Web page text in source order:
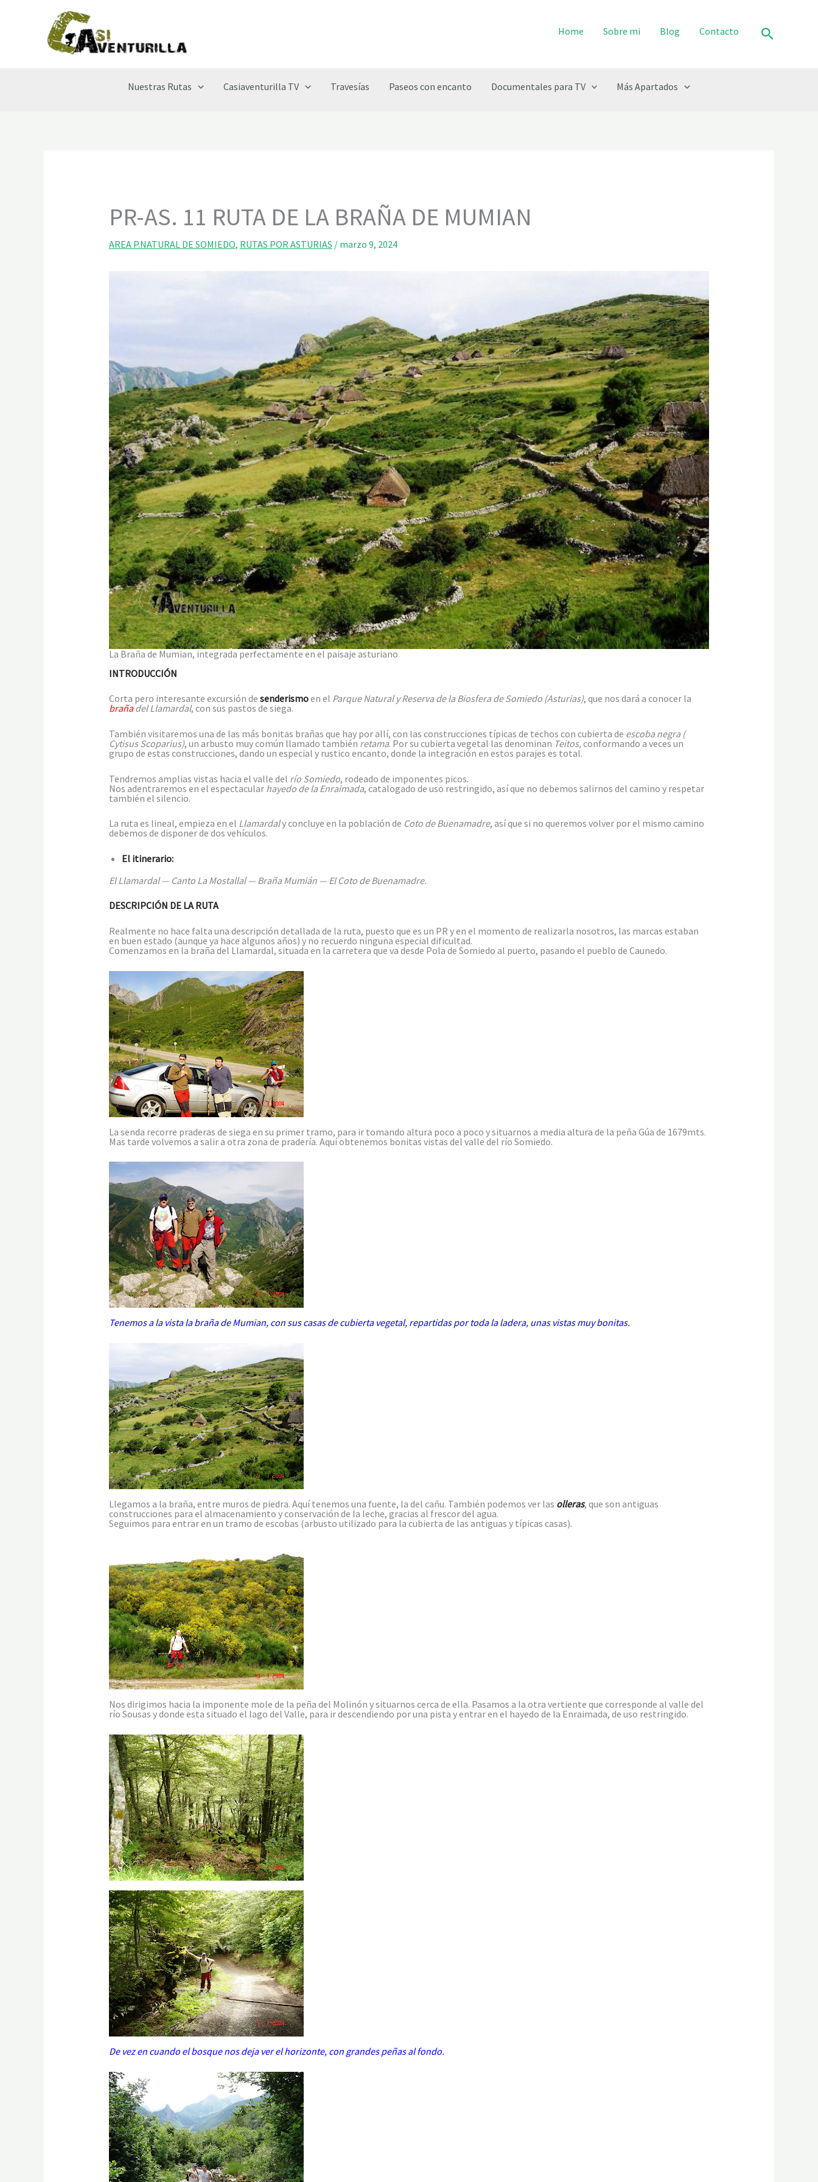
Home Sobre mi Blog Contacto Buscar
Nuestras Rutas Casiaventurilla TV Travesías Paseos con encanto Documentales para TV Más Apartados
PR-AS. 11 RUTA DE LA BRAÑA DE MUMIAN
AREA P.NATURAL DE SOMIEDO, RUTAS POR ASTURIAS / marzo 9, 2024
La Braña de Mumian, integrada perfectamente en el paisaje asturiano
INTRODUCCIÓN
Corta pero interesante excursión de senderismoen el Parque Natural y Reserva de la Biosfera de Somiedo (Asturias), que nos dará a conocer la
brañadel Llamardal, con sus pastos de siega.
También visitaremos una de las más bonitas brañas que hay por allí, con las construcciones típicas de techos con cubierta de escoba negra (
Cytisus Scoparius), un arbusto muy común llamado también retama. Por su cubierta vegetal las denominan Teitos,conformando a veces un
grupo de estas construcciones, dando un especial y rustico encanto, donde la integración en estos parajes es total.
Tendremos amplias vistas hacia el valle del río Somiedo, rodeado de imponentes picos.
Nos adentraremos en el espectacular hayedo de la Enraimada, catalogado de uso restringido, así que no debemos salirnos del camino y respetar
también el silencio.
La ruta es lineal, empieza en el Llamardaly concluye en la población de Coto de Buenamadre, así que si no queremos volver por el mismo camino
debemos de disponer de dos vehículos.
El itinerario:
El Llamardal — Canto La Mostallal — Braña Mumián — El Coto de Buenamadre.
DESCRIPCIÓN DE LA RUTA
Realmente no hace falta una descripción detallada de la ruta, puesto que es un PR y en el momento de realizarla nosotros, las marcas estaban
en buen estado (aunque ya hace algunos años) y no recuerdo ninguna especial dificultad.
Comenzamos en la braña del Llamardal, situada en la carretera que va desde Pola de Somiedo al puerto, pasando el pueblo de Caunedo.
La senda recorre praderas de siega en su primer tramo, para ir tomando altura poco a poco y situarnos a media altura de la peña Gúa de 1679mts.
Mas tarde volvemos a salir a otra zona de pradería. Aquí obtenemos bonitas vistas del valle del río Somiedo.
Tenemos a la vista la braña de Mumian, con sus casas de cubierta vegetal, repartidas por toda la ladera, unas vistas muy bonitas.
Llegamos a la braña, entre muros de piedra. Aquí tenemos una fuente, la del cañu. También podemos ver las olleras, que son antiguas
construcciones para el almacenamiento y conservación de la leche, gracias al frescor del agua.
Seguimos para entrar en un tramo de escobas (arbusto utilizado para la cubierta de las antiguas y típicas casas).
Nos dirigimos hacia la imponente mole de la peña del Molinón y situarnos cerca de ella. Pasamos a la otra vertiente que corresponde al valle del
río Sousas y donde esta situado el lago del Valle, para ir descendiendo por una pista y entrar en el hayedo de la Enraimada, de uso restringido.
De vez en cuando el bosque nos deja ver el horizonte, con grandes peñas al fondo.